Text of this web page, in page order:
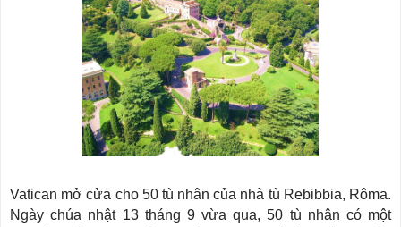
Vatican mở cửa cho 50 tù nhân của nhà tù Rebibbia, Rôma.
Ngày chúa nhật 13 tháng 9 vừa qua, 50 tù nhân có một